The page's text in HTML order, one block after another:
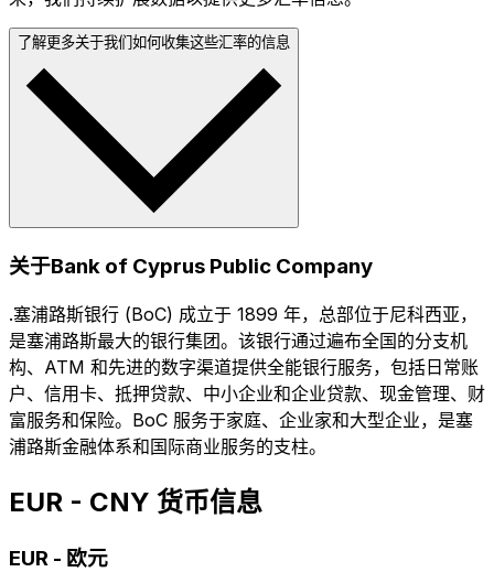
了解更多关于我们如何收集这些汇率的信息
关于Bank of Cyprus Public Company
.塞浦路斯银行 (BoC) 成立于 1899 年，总部位于尼科西亚，
是塞浦路斯最大的银行集团。该银行通过遍布全国的分支机
构、ATM 和先进的数字渠道提供全能银行服务，包括日常账
户、信用卡、抵押贷款、中小企业和企业贷款、现金管理、财
富服务和保险。BoC 服务于家庭、企业家和大型企业，是塞
浦路斯金融体系和国际商业服务的支柱。
EUR - CNY 货币信息
EUR - 欧元